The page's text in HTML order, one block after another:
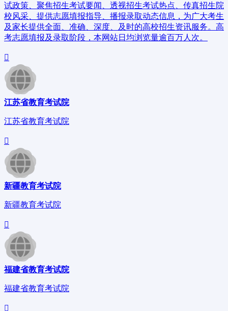
试政策、聚焦招生考试要闻、透视招生考试热点、传真招生院
校风采、提供志愿填报指导、播报录取动态信息，为广大考生
及家长提供全面、准确、深度、及时的高校招生资讯服务。高
考志愿填报及录取阶段，本网站日均浏览量逾百万人次。
江苏省教育考试院
江苏省教育考试院
新疆教育考试院
新疆教育考试院
福建省教育考试院
福建省教育考试院